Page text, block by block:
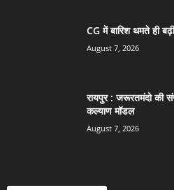
CG में बारिश थमते ही
August 7, 2026
रायपुर : जरूरतमंदो की
कल्याण मॉडल
August 7, 2026